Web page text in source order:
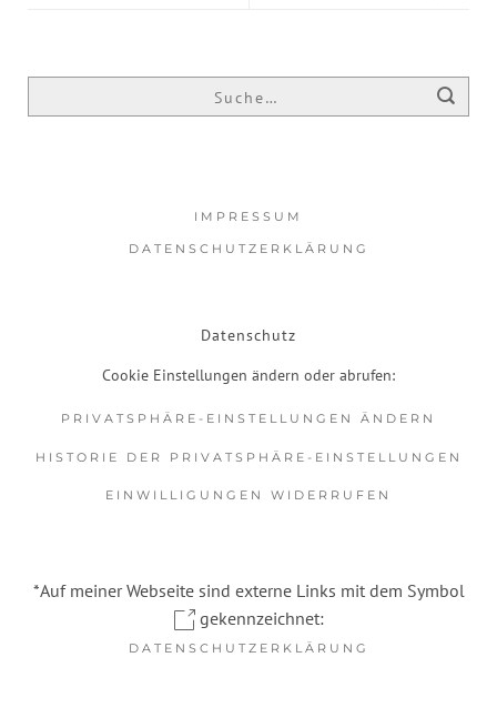
IMPRESSUM
DATENSCHUTZERKLÄRUNG
Datenschutz
Cookie Einstellungen ändern oder abrufen:
PRIVATSPHÄRE-EINSTELLUNGEN ÄNDERN
HISTORIE DER PRIVATSPHÄRE-EINSTELLUNGEN
EINWILLIGUNGEN WIDERRUFEN
*Auf meiner Webseite sind externe Links mit dem Symbol
gekennzeichnet:
DATENSCHUTZERKLÄRUNG